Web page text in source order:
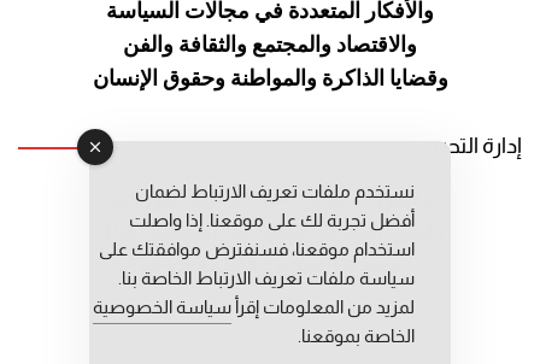
والأفكار المتعددة في مجالات السياسة
والاقتصاد والمجتمع والثقافة والفن
وقضايا الذاكرة والمواطنة وحقوق الإنسان
إدارة التحرير
رئيس التحرير: عبد الرحيم التوراني
رئيس التحرير المساعد: المعطي قبال
مديرة التحرير: فاطمة حوحو
نستخدم ملفات تعريف الارتباط لضمان
أفضل تجربة لك على موقعنا. إذا واصلت
استخدام موقعنا، فسنفترض موافقتك على
سياسة ملفات تعريف الارتباط الخاصة بنا.
لمزيد من المعلومات إقرأ سياسة الخصوصية
الخاصة بموقعنا.